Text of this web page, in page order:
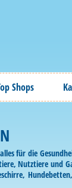
Shops
für die
Nutztiere